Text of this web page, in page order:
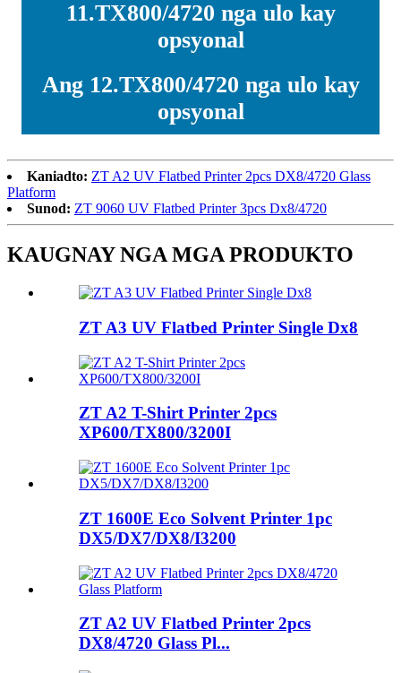
11.TX800/4720 nga ulo kay
opsyonal
Ang 12.TX800/4720 nga ulo kay
opsyonal
Kaniadto: ZT A2 UV Flatbed Printer 2pcs DX8/4720 Glass
Platform
Sunod: ZT 9060 UV Flatbed Printer 3pcs Dx8/4720
KAUGNAY NGA MGA PRODUKTO
ZT A3 UV Flatbed Printer Single Dx8
ZT A2 T-Shirt Printer 2pcs
XP600/TX800/3200I
ZT 1600E Eco Solvent Printer 1pc
DX5/DX7/DX8/I3200
ZT A2 UV Flatbed Printer 2pcs
DX8/4720 Glass Pl...